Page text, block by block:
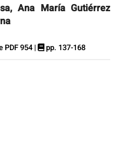
Ana María Gutiérrez
PDF 954 | pp. 137-168